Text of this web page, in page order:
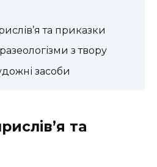
та приказки
з твору
засоби
та